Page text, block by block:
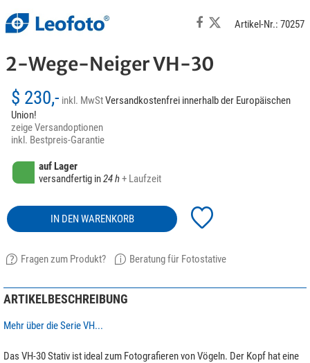
Artikel-Nr.: 70257
2-Wege-Neiger VH-30
$ 230,- inkl. MwStVersandkostenfrei innerhalb der Europäischen
Union!
zeige Versandoptionen
inkl. Bestpreis-Garantie
auf Lager
versandfertig in24 h+ Laufzeit
IN DEN WARENKORB
Fragen zum Produkt? Beratung für Fotostative
ARTIKELBESCHREIBUNG
Mehr über die Serie VH...
Das VH-30 Stativ ist ideal zum Fotografieren von Vögeln. Der Kopf hat eine